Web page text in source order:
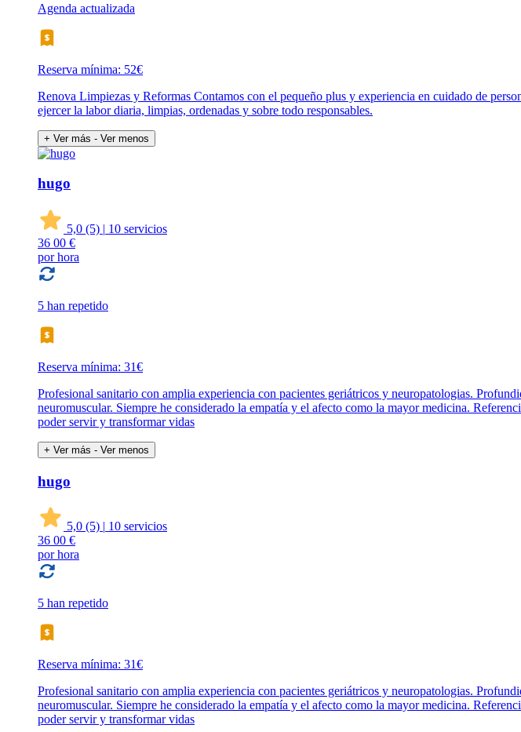
Agenda actualizada
Reserva mínima: 52€
Renova Limpiezas y Reformas Contamos con el pequeño plus y experiencia en cuidado de
ejercer la labor diaria, limpias, ordenadas y sobre todo responsables.
+ Ver más - Ver menos
hugo
5,0 (5) | 10 servicios
36 00 €
por hora
5 han repetido
Reserva mínima: 31€
Profesional sanitario con amplia experiencia con pacientes geriátricos y neuropatologias.
neuromuscular. Siempre he considerado la empatía y el afecto como la mayor medicina.
poder servir y transformar vidas
+ Ver más - Ver menos
hugo
5,0 (5) | 10 servicios
36 00 €
por hora
5 han repetido
Reserva mínima: 31€
Profesional sanitario con amplia experiencia con pacientes geriátricos y neuropatologias.
neuromuscular. Siempre he considerado la empatía y el afecto como la mayor medicina.
poder servir y transformar vidas